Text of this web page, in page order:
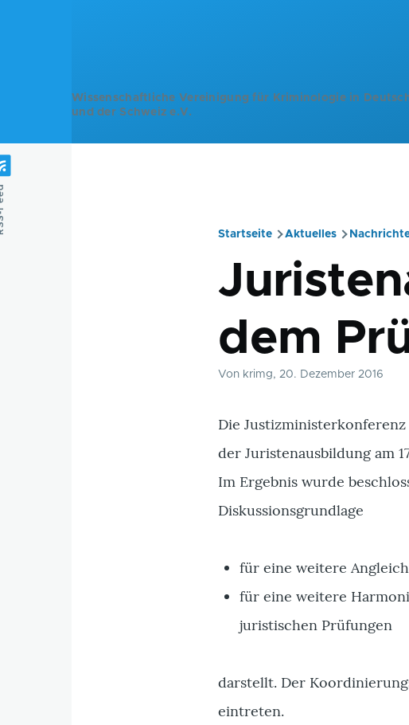
Wissenschaftliche Vereinigung für Kriminologie in
und der Schweiz e.V.
Startseite Aktuelles
dem
Von krimg, 20. Dezember 2016
Die
der Juristenausbildung am
Im Ergebnis wurde
Diskussionsgrundlage
für eine weitere
für eine weitere
juristischen Prüfungen
darstellt. Der
eintreten.